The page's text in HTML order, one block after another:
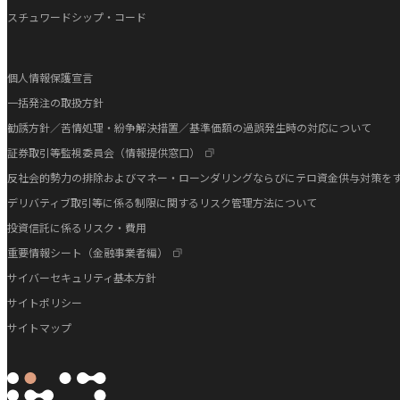
スチュワードシップ・コード
個人情報保護宣言
一括発注の取扱方針
勧誘方針／苦情処理・紛争解決措置／基準価額の過誤発生時の対応について
証券取引等監視委員会（情報提供窓口）
反社会的勢力の排除およびマネー・ローンダリングならびにテロ資金供与対策を
デリバティブ取引等に係る制限に関するリスク管理方法について
投資信託に係るリスク・費用
重要情報シート（金融事業者編）
サイバーセキュリティ基本方針
サイトポリシー
サイトマップ